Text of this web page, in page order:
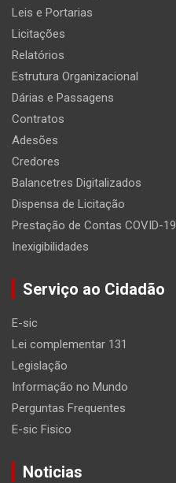
Leis e Portarias
Licitações
Relatórios
Estrutura Organizacional
Dárias e Passagens
Contratos
Adesões
Credores
Balancetres Digitalizados
Dispensa de Licitação
Prestação de Contas COVID-19
Inexigibilidades
Serviço ao Cidadão
E-sic
Lei complementar 131
Legislação
Informação no Mundo
Perguntas Frequentes
E-sic Fisico
Noticias